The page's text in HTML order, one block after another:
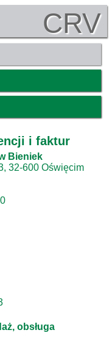
CRV
i faktur
Bieniek
32-600 Oświęcim
obsługa